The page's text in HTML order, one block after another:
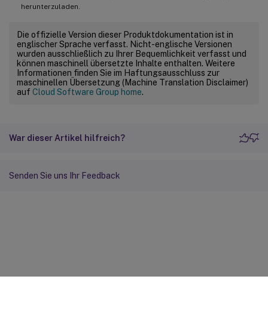
herunterzuladen.
Die offizielle Version dieser Produktdokumentation ist in
englischer Sprache verfasst. Nicht-englische Versionen
wurden ausschließlich zu Ihrer Bequemlichkeit verfasst und
können maschinell übersetzte Inhalte enthalten. Weitere
Informationen finden Sie im Haftungsausschluss zur
maschinellen Übersetzung (Machine Translation Disclaimer)
auf Cloud Software Group home.
War dieser Artikel hilfreich?
Senden Sie uns Ihr Feedback